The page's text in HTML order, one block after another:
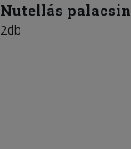
Nutellás
2db